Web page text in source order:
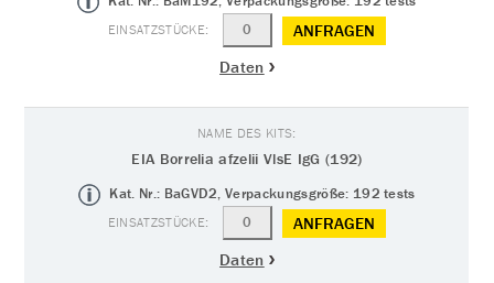
ANFRAGEN
Daten
EIA Borrelia afzelii VlsE IgG (192)
Kat. Nr.: BaGVD2, Verpackungsgröße: 192 tests
ANFRAGEN
Daten